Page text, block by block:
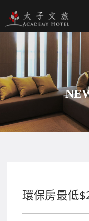
文旅導覽
客房介紹
會議宴會
環保房最低